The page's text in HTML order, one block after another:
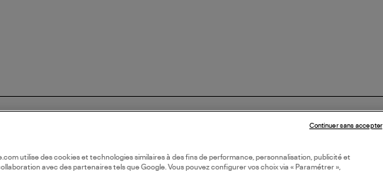
utilise des cookies et technologies similaires à des fins de performance, personnalisation, publicité et
avec des partenaires tels que Google. Vous pouvez configurer vos choix via « Paramétrer »,
Continuer sans accepter